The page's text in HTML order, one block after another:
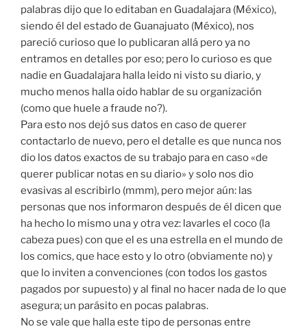
palabras dijo que lo editaban en Guadalajara (México),
siendo él del estado de Guanajuato (México), nos
pareció curioso que lo publicaran allá pero ya no
entramos en detalles por eso; pero lo curioso es que
nadie en Guadalajara halla leido ni visto su diario, y
mucho menos halla oido hablar de su organización
(como que huele a fraude no?).
Para esto nos dejó sus datos en caso de querer
contactarlo de nuevo, pero el detalle es que nunca nos
dio los datos exactos de su trabajo para en caso «de
querer publicar notas en su diario» y solo nos dio
evasivas al escribirlo (mmm), pero mejor aún: las
personas que nos informaron después de él dicen que
ha hecho lo mismo una y otra vez: lavarles el coco (la
cabeza pues) con que el es una estrella en el mundo de
los comics, que hace esto y lo otro (obviamente no) y
que lo inviten a convenciones (con todos los gastos
pagados por supuesto) y al final no hacer nada de lo que
asegura; un parásito en pocas palabras.
No se vale que halla este tipo de personas entre